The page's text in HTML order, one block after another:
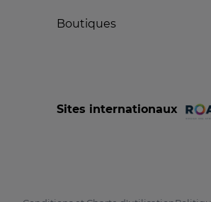
Boutiques
Sites internationaux